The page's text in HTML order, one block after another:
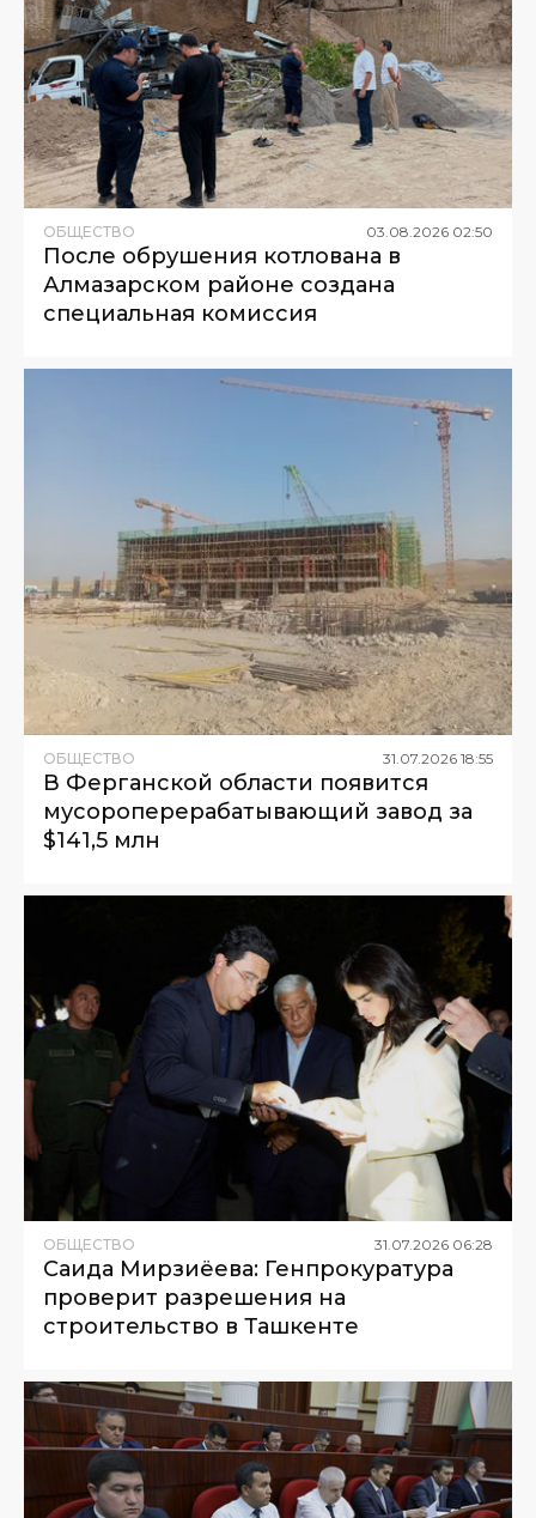
ОБЩЕСТВО 03 08 2026 02:50
После обрушения котлована в
Алмазарском районе создана
специальная комиссия
ОБЩЕСТВО 31 07 2026 18:55
В Ферганской области появится
мусороперерабатывающий завод за
$141,5 млн
ОБЩЕСТВО 31.07.2026 06:28
Саида Мирзиёева: Генпрокуратура
проверит разрешения на
строительство в Ташкенте